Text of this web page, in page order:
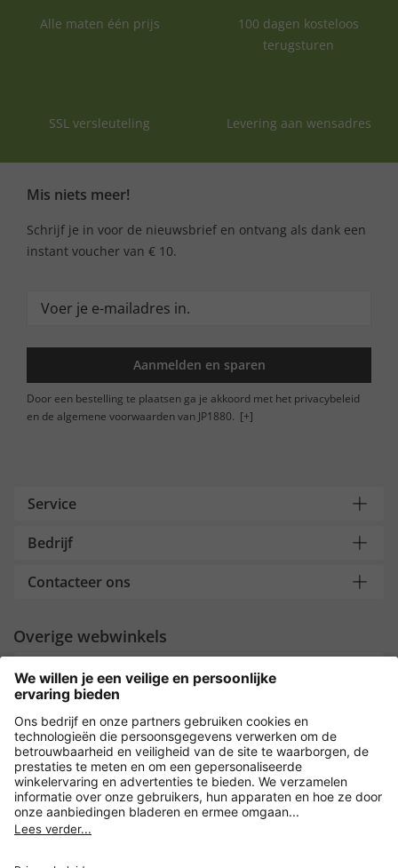
Alle maten één prijs
100 dagen kosteloos
terugsturen
SSL versleuteling Levering aan wensadres
Mis niets meer!
Schrijf je in voor de nieuwsbrief en ontvang als dank een
instant voucher van € 10.
Aanmelden en sparen
Door een bestelling te plaatsen ga je akkoord met het privacybeleid
en de algemene voorwaarden van JP1880. [+]
Service
Bedrijf
Contacteer ons
Overige webwinkels
Nederland
Payment and Delivery
Versleuteling met